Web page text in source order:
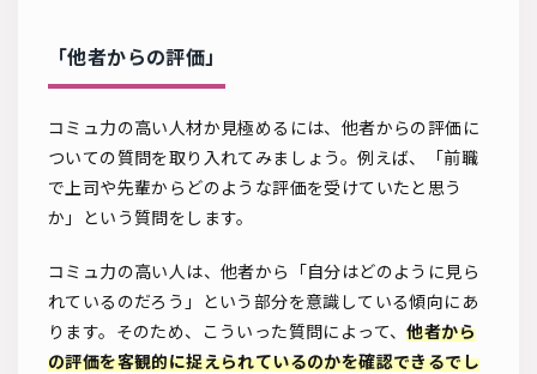
「他者からの評価」
コミュ力の高い人材か見極めるには、他者からの評価に
ついての質問を取り入れてみましょう。例えば、「前職
で上司や先輩からどのような評価を受けていたと思う
か」という質問をします。
コミュ力の高い人は、他者から「自分はどのように見ら
れているのだろう」という部分を意識している傾向にあ
ります。そのため、こういった質問によって、他者から
の評価を客観的に捉えられているのかを確認できるでし